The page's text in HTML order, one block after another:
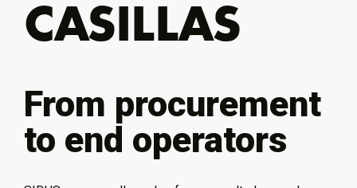
CASILLAS
From procurement
to end operators